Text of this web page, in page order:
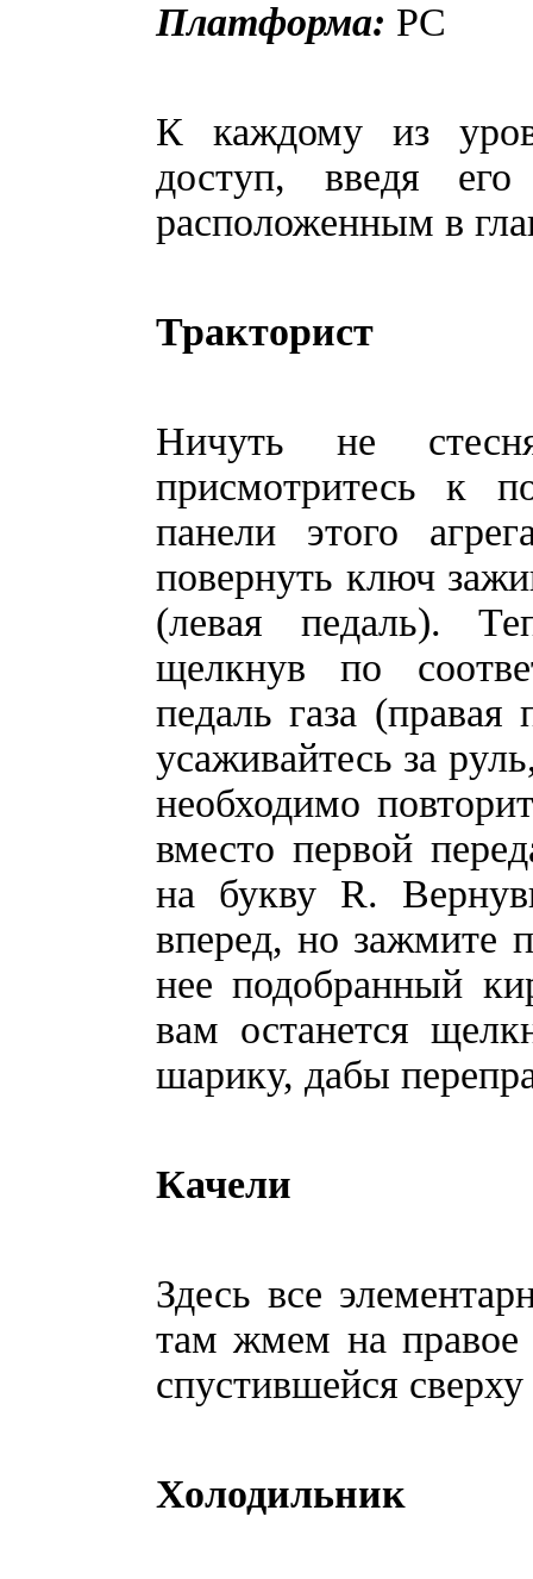
Платформа: PC
К каждому из
доступ, введя
расположенным в
Тракторист
Ничуть не
присмотритесь к
панели этого
повернуть ключ
(левая педаль).
щелкнув по
педаль газа
усаживайтесь за
необходимо
вместо первой
на букву R.
вперед, но зажмите
нее подобранный
вам останется
шарику, дабы
Качели
Здесь все
там жмем на правое
спустившейся
Холодильник